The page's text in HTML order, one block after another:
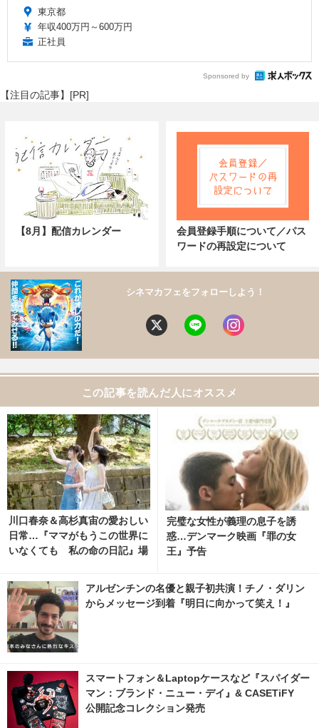
東京都
年収400万円～600万円
正社員
Sponsored by
【注目の記事】[PR]
【8月】配信カレンダー
会員登録手順について／パス
ワードの再設定について
シネマカフェをフォローしよう！
この記事を読んだ人にオススメ
川口春奈＆高杉真宙の愛おしい
日常…『ママがもうこの世界に
いなくても 私の命の日記』場
nemacafe.net
完璧な女性が義理の息子を誘
惑…デンマーク映画『罪の女
王』予告
アルゼンチンの名優と親子初共演！チノ・ダリン
からメッセージ到着『明日に向かって笑え！』
スマートフォン＆Laptopケースなど『スパイダー
マン：ブランド・ニュー・デイ』& CASETiFY
公開記念コレクション発売